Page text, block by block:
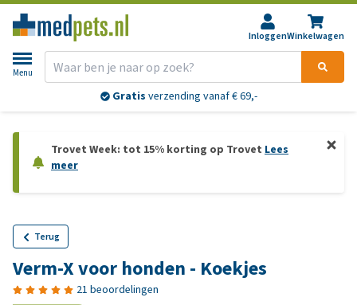
InloggenWinkelwagen
Menu
Gratis verzending vanaf € 69,-
Trovet Week: tot 15% korting op Trovet Lees
meer
Terug
Verm-X voor honden - Koekjes
21 beoordelingen